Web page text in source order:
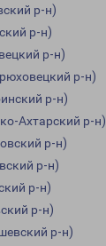
р-н)
р-н)
р-н)
р-н)
р-н)
Ахтарский р-н)
р-н)
р-н)
р-н)
р-н)
р-н)